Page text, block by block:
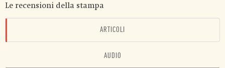
Le recensioni della stampa
ARTICOLI
AUDIO